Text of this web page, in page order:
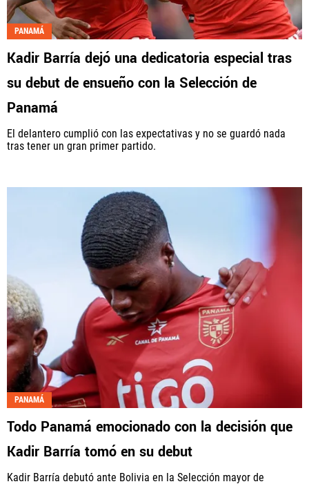
PANAMÁ
Kadir Barría dejó una dedicatoria especial tras
su debut de ensueño con la Selección de
Panamá
El delantero cumplió con las expectativas y no se guardó nada
tras tener un gran primer partido.
PANAMÁ
Todo Panamá emocionado con la decisión que
Kadir Barría tomó en su debut
Kadir Barría debutó ante Bolivia en la Selección mayor de